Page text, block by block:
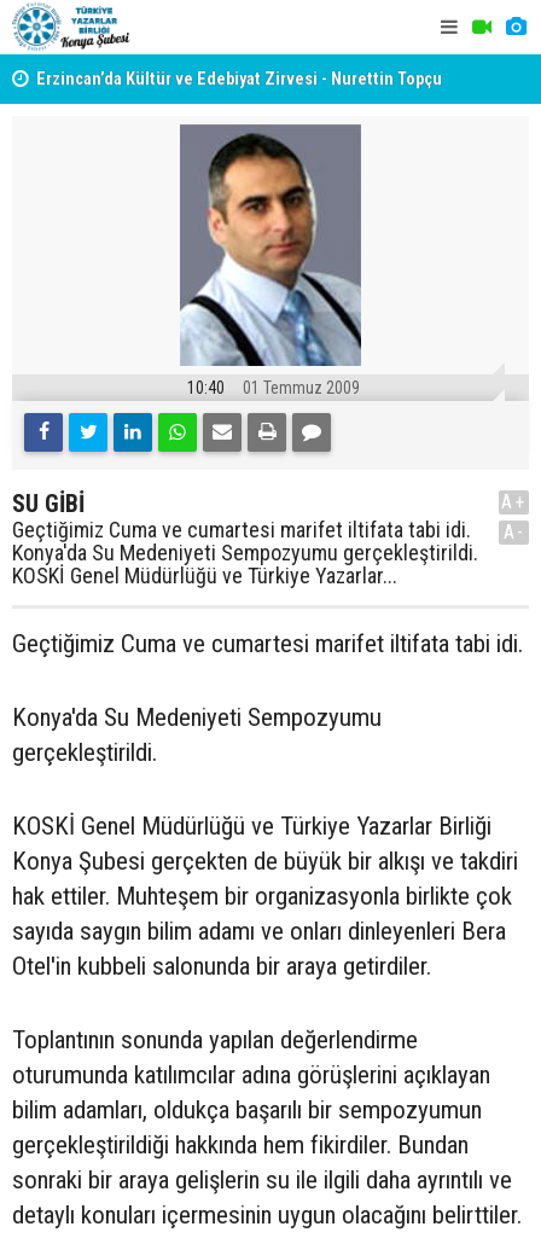
Erzincan’da Kültür ve Edebiyat Zirvesi - Nurettin Topçu
10:40 01 Temmuz 2009
SU GİBİ
Geçtiğimiz Cuma ve cumartesi marifet iltifata tabi idi.
Konya'da Su Medeniyeti Sempozyumu gerçekleştirildi.
KOSKİ Genel Müdürlüğü ve Türkiye Yazarlar...
A+
A-
Geçtiğimiz Cuma ve cumartesi marifet iltifata tabi idi.
Konya'da Su Medeniyeti Sempozyumu
gerçekleştirildi.
KOSKİ Genel Müdürlüğü ve Türkiye Yazarlar Birliği
Konya Şubesi gerçekten de büyük bir alkışı ve takdiri
hak ettiler. Muhteşem bir organizasyonla birlikte çok
sayıda saygın bilim adamı ve onları dinleyenleri Bera
Otel'in kubbeli salonunda bir araya getirdiler.
Toplantının sonunda yapılan değerlendirme
oturumunda katılımcılar adına görüşlerini açıklayan
bilim adamları, oldukça başarılı bir sempozyumun
gerçekleştirildiği hakkında hem fikirdiler. Bundan
sonraki bir araya gelişlerin su ile ilgili daha ayrıntılı ve
detaylı konuları içermesinin uygun olacağını belirttiler.